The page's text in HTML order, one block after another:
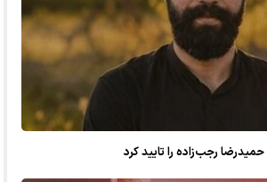
رجب‌زاده را تایید کرد